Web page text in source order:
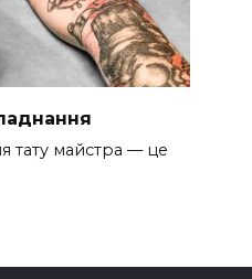
тату майстра — це